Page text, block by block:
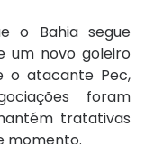
o Bahia segue
um novo goleiro
o atacante Pec,
foram
tratativas